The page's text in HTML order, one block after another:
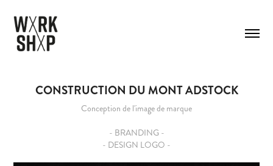
CONSTRUCTION DU MONT ADSTOCK
Conception de l'image de marque
- BRANDING -
- DESIGN LOGO -